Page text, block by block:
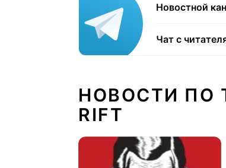
Новостной
Чат с
НОВОСТИ ПО
RIFT